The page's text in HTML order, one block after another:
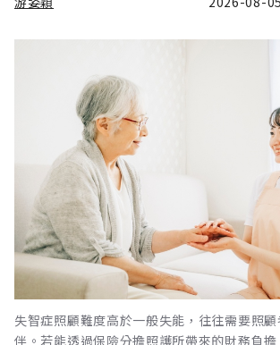
失智症照顧難度高於一般失能，往往需要照
伴。若能透過保險分擔照護所帶來的財務負